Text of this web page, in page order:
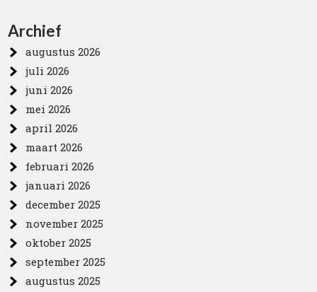
Archief
augustus 2026
juli 2026
juni 2026
mei 2026
april 2026
maart 2026
februari 2026
januari 2026
december 2025
november 2025
oktober 2025
september 2025
augustus 2025